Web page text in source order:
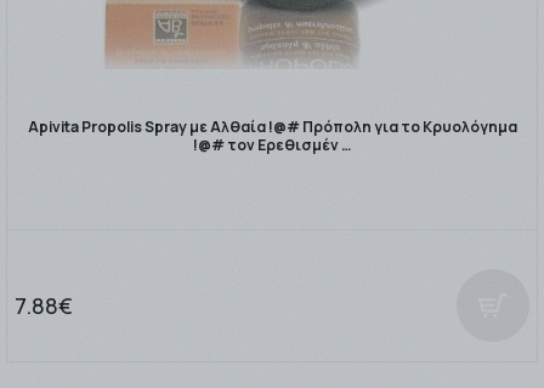
Apivita Propolis Spray με Αλθαία !@# Πρόπολη για το Κρυολόγημα
!@# τον Ερεθισμέν …
7.88€